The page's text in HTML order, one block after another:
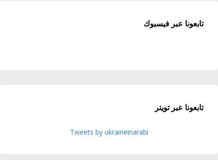
تابعونا عبر فيسبوك
تابعونا عبر تويتر
Tweets by ukraineinarabi